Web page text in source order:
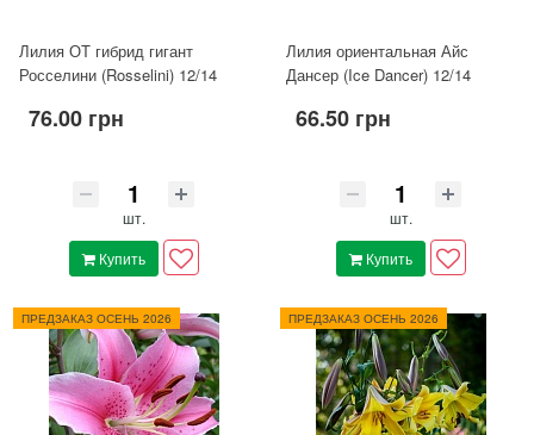
Лилия ОТ гибрид гигант
Росселини (Rosselini) 12/14
76.00 грн
шт.
Купить
Лилия ориентальная Айс
Дансер (Ice Dancer) 12/14
66.50 грн
шт.
Купить
ПРЕДЗАКАЗ ОСЕНЬ 2026 ПРЕДЗАКАЗ ОСЕНЬ 2026